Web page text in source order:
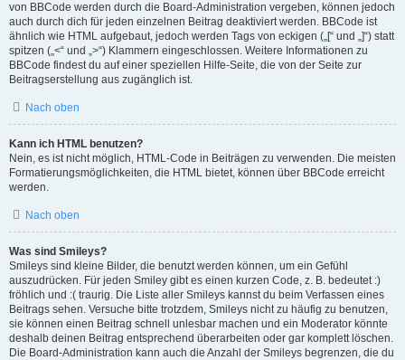
von BBCode werden durch die Board-Administration vergeben, können jedoch
auch durch dich für jeden einzelnen Beitrag deaktiviert werden. BBCode ist
ähnlich wie HTML aufgebaut, jedoch werden Tags von eckigen („[“ und „]“) statt
spitzen („<“ und „>“) Klammern eingeschlossen. Weitere Informationen zu
BBCode findest du auf einer speziellen Hilfe-Seite, die von der Seite zur
Beitragserstellung aus zugänglich ist.
Nach oben
Kann ich HTML benutzen?
Nein, es ist nicht möglich, HTML-Code in Beiträgen zu verwenden. Die meisten
Formatierungsmöglichkeiten, die HTML bietet, können über BBCode erreicht
werden.
Nach oben
Was sind Smileys?
Smileys sind kleine Bilder, die benutzt werden können, um ein Gefühl
auszudrücken. Für jeden Smiley gibt es einen kurzen Code, z. B. bedeutet :)
fröhlich und :( traurig. Die Liste aller Smileys kannst du beim Verfassen eines
Beitrags sehen. Versuche bitte trotzdem, Smileys nicht zu häufig zu benutzen,
sie können einen Beitrag schnell unlesbar machen und ein Moderator könnte
deshalb deinen Beitrag entsprechend überarbeiten oder gar komplett löschen.
Die Board-Administration kann auch die Anzahl der Smileys begrenzen, die du